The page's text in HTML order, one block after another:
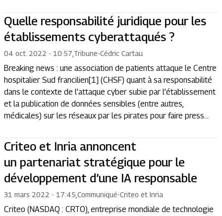
Quelle responsabilité juridique pour les
établissements cyberattaqués ?
04 oct. 2022 - 10:57 Tribune-Cédric Cartau
Breaking news : une association de patients attaque le Centre
hospitalier Sud francilien[1] (CHSF) quant à sa responsabilité
dans le contexte de l’attaque cyber subie par l’établissement
et la publication de données sensibles (entre autres,
médicales) sur les réseaux par les pirates pour faire press...
Criteo et Inria annoncent
un partenariat stratégique pour le
développement d’une IA responsable
31 mars 2022 - 17:45 Communiqué-Criteo et Inria
Criteo (NASDAQ : CRTO), entreprise mondiale de technologie